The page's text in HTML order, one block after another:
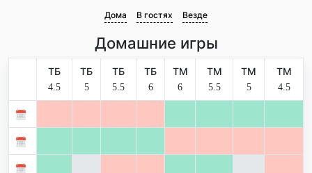
Дома В гостях Везде
Домашние игры
ТБ
4.5
ТБ
5
ТБ
5.5
ТБ
6
ТМ
6
ТМ
5.5
ТМ
5
ТМ
4.5